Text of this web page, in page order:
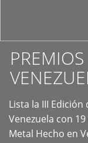
Lista la III
Venezuela con
Metal Hecho en